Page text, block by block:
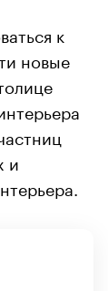
к
новые
и